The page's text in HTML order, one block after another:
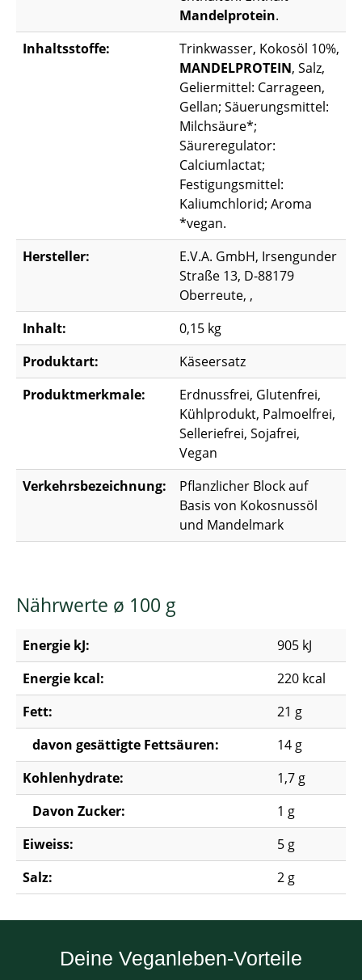
Mandelprotein.
Inhaltsstoffe:
Trinkwasser, Kokosöl 10%,
MANDELPROTEIN, Salz,
Geliermittel: Carrageen,
Gellan; Säuerungsmittel:
Milchsäure*;
Säureregulator:
Calciumlactat;
Festigungsmittel:
Kaliumchlorid; Aroma
*vegan.
Hersteller:
E.V.A. GmbH, Irsengunder
Straße 13, D-88179
Oberreute, ,
Inhalt:
0,15 kg
Produktart:
Käseersatz
Produktmerkmale:
Erdnussfrei, Glutenfrei,
Kühlprodukt, Palmoelfrei,
Selleriefrei, Sojafrei,
Vegan
Verkehrsbezeichnung:
Pflanzlicher Block auf
Basis von Kokosnussöl
und Mandelmark
Nährwerte ø 100 g
Energie kJ:
905 kJ
Energie kcal:
220 kcal
Fett:
21 g
davon gesättigte Fettsäuren:
14 g
Kohlenhydrate:
1,7 g
Davon Zucker:
1 g
Eiweiss:
5 g
Salz:
2 g
Deine Veganleben-Vorteile